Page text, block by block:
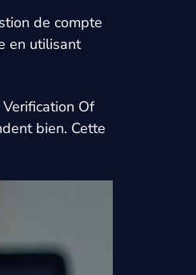
de compte
en utilisant
Of
bien. Cette